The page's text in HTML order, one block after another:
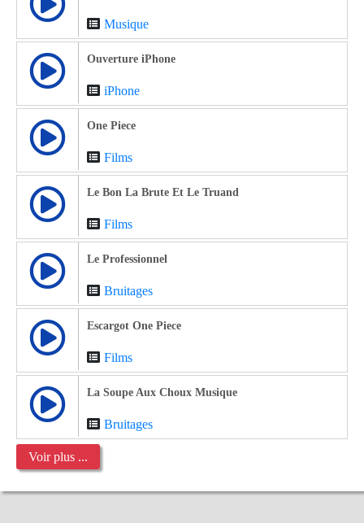
Musique
Ouverture iPhone
iPhone
One Piece
Films
Le Bon La Brute Et Le Truand
Films
Le Professionnel
Bruitages
Escargot One Piece
Films
La Soupe Aux Choux Musique
Bruitages
Voir plus ...